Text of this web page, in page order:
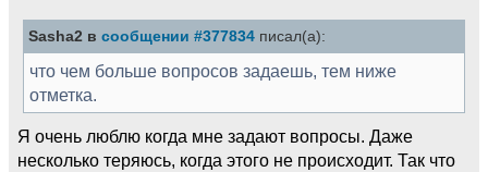
Sasha2 в сообщении #377834 писал(а):
что чем больше вопросов задаешь, тем ниже
отметка.
Я очень люблю когда мне задают вопросы. Даже
несколько теряюсь, когда этого не происходит. Так что